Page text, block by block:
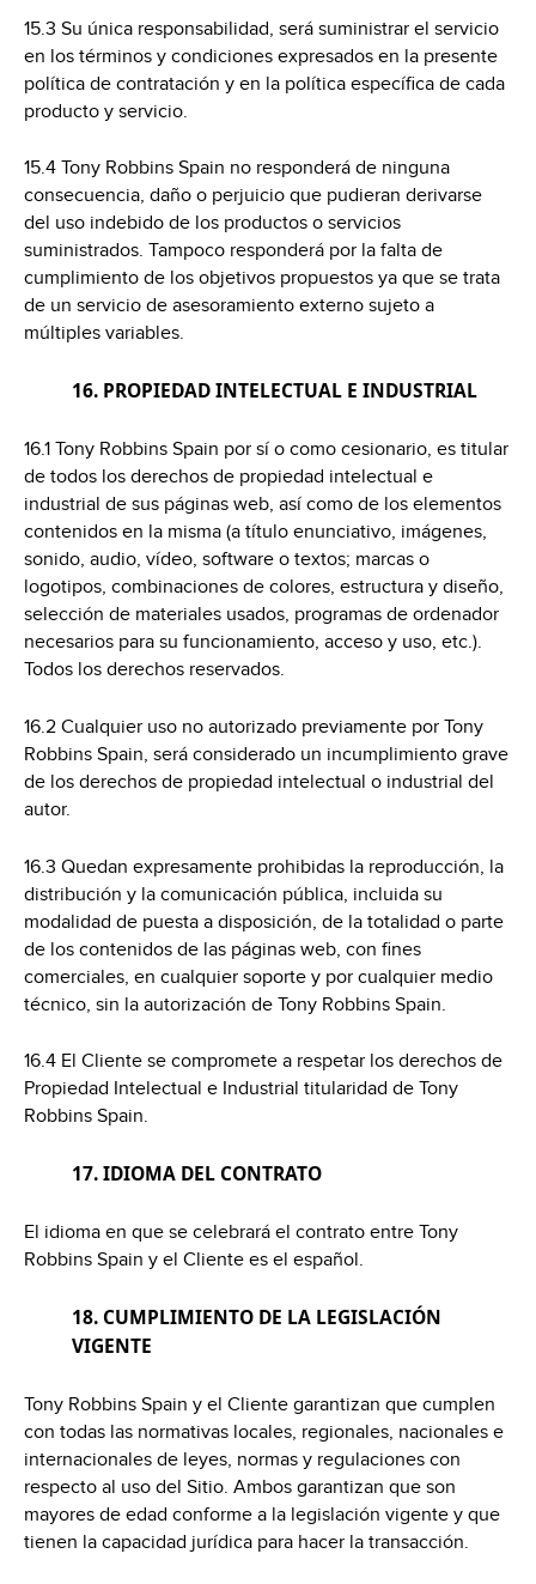
15.3 Su única responsabilidad, será suministrar el servicio
en los términos y condiciones expresados en la presente
política de contratación y en la política específica de cada
producto y servicio.
15.4 Tony Robbins Spain no responderá de ninguna
consecuencia, daño o perjuicio que pudieran derivarse
del uso indebido de los productos o servicios
suministrados. Tampoco responderá por la falta de
cumplimiento de los objetivos propuestos ya que se trata
de un servicio de asesoramiento externo sujeto a
múltiples variables.
16. PROPIEDAD INTELECTUAL E INDUSTRIAL
16.1 Tony Robbins Spain por sí o como cesionario, es titular
de todos los derechos de propiedad intelectual e
industrial de sus páginas web, así como de los elementos
contenidos en la misma (a título enunciativo, imágenes,
sonido, audio, vídeo, software o textos; marcas o
logotipos, combinaciones de colores, estructura y diseño,
selección de materiales usados, programas de ordenador
necesarios para su funcionamiento, acceso y uso, etc.).
Todos los derechos reservados.
16.2 Cualquier uso no autorizado previamente por Tony
Robbins Spain, será considerado un incumplimiento grave
de los derechos de propiedad intelectual o industrial del
autor.
16.3 Quedan expresamente prohibidas la reproducción, la
distribución y la comunicación pública, incluida su
modalidad de puesta a disposición, de la totalidad o parte
de los contenidos de las páginas web, con fines
comerciales, en cualquier soporte y por cualquier medio
técnico, sin la autorización de Tony Robbins Spain.
16.4 El Cliente se compromete a respetar los derechos de
Propiedad Intelectual e Industrial titularidad de Tony
Robbins Spain.
17. IDIOMA DEL CONTRATO
El idioma en que se celebrará el contrato entre Tony
Robbins Spain y el Cliente es el español.
18. CUMPLIMIENTO DE LA LEGISLACIÓN
VIGENTE
Tony Robbins Spain y el Cliente garantizan que cumplen
con todas las normativas locales, regionales, nacionales e
internacionales de leyes, normas y regulaciones con
respecto al uso del Sitio. Ambos garantizan que son
mayores de edad conforme a la legislación vigente y que
tienen la capacidad jurídica para hacer la transacción.